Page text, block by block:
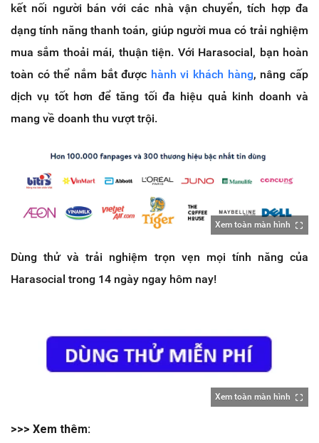
kết nối người bán với các nhà vận chuyển, tích hợp đa
dạng tính năng thanh toán, giúp người mua có trải nghiệm
mua sắm thoải mái, thuận tiện. Với Harasocial, bạn hoàn
toàn có thể nắm bắt được hành vi khách hàng, nâng cấp
dịch vụ tốt hơn để tăng tối đa hiệu quả kinh doanh và
mang về doanh thu vượt trội.
Xem toàn màn hình
Dùng thử và trải nghiệm trọn vẹn mọi tính năng của
Harasocial trong 14 ngày ngay hôm nay!
Xem toàn màn hình
>>> Xem thêm: